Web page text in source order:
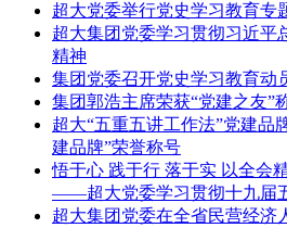
超大党委举行党史学习教育专
超大集团党委学习贯彻习近平
精神
集团党委召开党史学习教育动
集团郭浩主席荣获“党建之友”
超大“五重五讲工作法”党建品
建品牌”荣誉称号
悟于心 践于行 落于实 以全会
——超大党委学习贯彻十九届
超大集团党委在全省民营经济